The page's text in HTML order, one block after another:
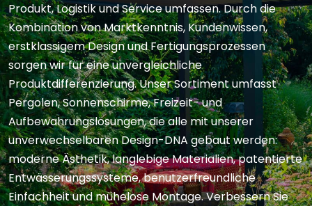
Produkt, Logistik und Service umfassen. Durch die
Kombination von Marktkenntnis, Kundenwissen,
erstklassigem Design und Fertigungsprozessen
sorgen wir für eine unvergleichliche
Produktdifferenzierung. Unser Sortiment umfasst
Pergolen, Sonnenschirme, Freizeit- und
Aufbewahrungslösungen, die alle mit unserer
unverwechselbaren Design-DNA gebaut werden:
moderne Ästhetik, langlebige Materialien, patentierte
Entwässerungssysteme, benutzerfreundliche
Einfachheit und mühelose Montage. Verbessern Sie